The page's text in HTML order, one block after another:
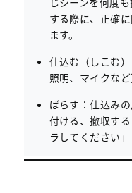
する際に、正確
ます。
仕込む（しこむ
照明、マイクな
ばらす：仕込み
付ける、撤収す
ラしてください